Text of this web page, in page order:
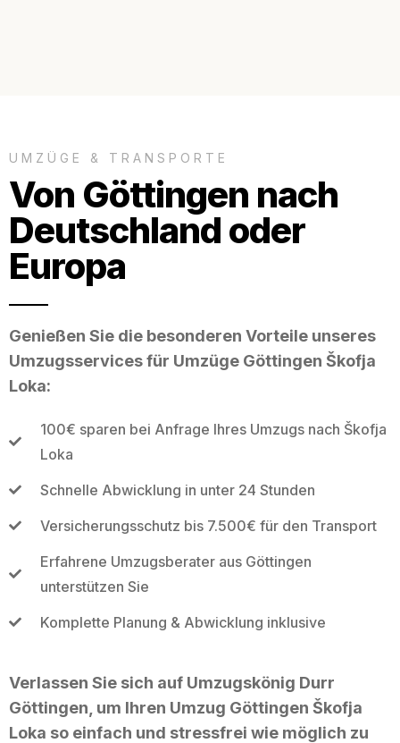
UMZÜGE & TRANSPORTE
Von Göttingen nach
Deutschland oder
Europa
Genießen Sie die besonderen Vorteile unseres
Umzugsservices für Umzüge Göttingen Škofja
Loka:
100€ sparen bei Anfrage Ihres Umzugs nach Škofja
Loka
Schnelle Abwicklung in unter 24 Stunden
Versicherungsschutz bis 7.500€ für den Transport
Erfahrene Umzugsberater aus Göttingen
unterstützen Sie
Komplette Planung & Abwicklung inklusive
Verlassen Sie sich auf Umzugskönig Durr
Göttingen, um Ihren Umzug Göttingen Škofja
Loka so einfach und stressfrei wie möglich zu